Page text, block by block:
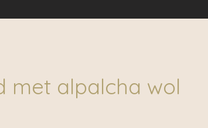
met alpalcha wol